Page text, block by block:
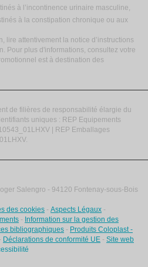
à l’incontinence urinaire masculine,
à la constipation chronique ou aux
lire attentivement la notice d’instructions
Pour plus d'informations, consultez votre
est à destination des
de filières de responsabilité élargie du
uniques : REP Equipements
| REP Emballages
Salengro - 94120 Fontenay-sous-Bois
des cookies - Aspects Légaux -
- Information sur la gestion des
bibliographiques - Produits Coloplast -
- Déclarations de conformité UE - Site web